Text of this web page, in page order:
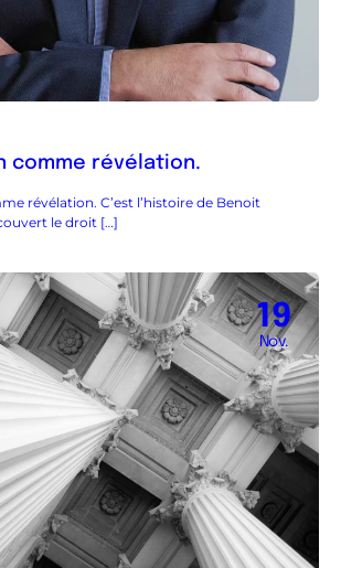
comme révélation.
révélation. C’est l’histoire de Benoit
le droit […]
19
Nov.